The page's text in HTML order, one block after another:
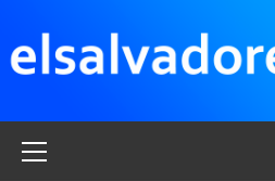
contenido